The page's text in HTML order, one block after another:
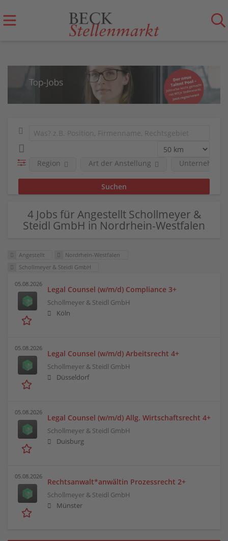
Region Art der Anstellung Unternehmen
4 Jobs für Angestellt Schollmeyer &
Steidl GmbH in Nordrhein-Westfalen
Angestellt
Nordrhein-Westfalen
Schollmeyer & Steidl GmbH
05.08.2026
Legal Counsel (w/m/d) Compliance 3+
Schollmeyer & Steidl GmbH
Köln
05.08.2026
Legal Counsel (w/m/d) Arbeitsrecht 4+
Schollmeyer & Steidl GmbH
Düsseldorf
05.08.2026
Legal Counsel (w/m/d) Allg. Wirtschaftsrecht 4+
Schollmeyer & Steidl GmbH
Duisburg
05.08.2026
Rechtsanwalt*anwältin Prozessrecht 2+
Schollmeyer & Steidl GmbH
Münster